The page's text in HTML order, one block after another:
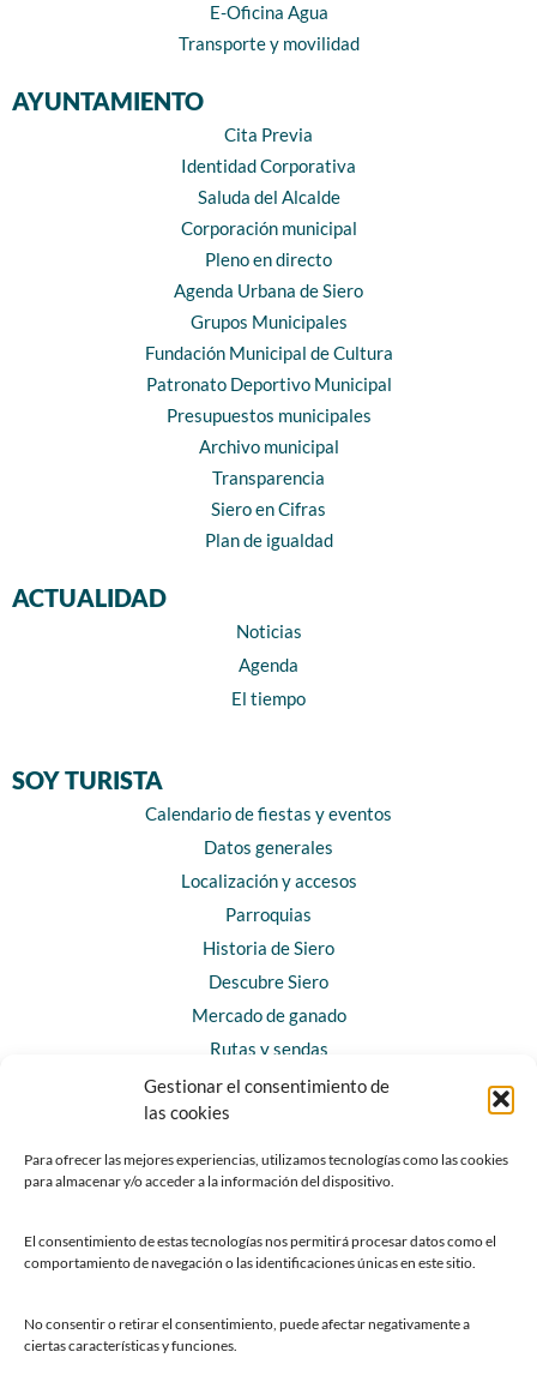
Gestionar el consentimiento de
las cookies
Para ofrecer las mejores experiencias, utilizamos tecnologías como las cookies
para almacenar y/o acceder a la información del dispositivo.
El consentimiento de estas tecnologías nos permitirá procesar datos como el
comportamiento de navegación o las identificaciones únicas en este sitio.
No consentir o retirar el consentimiento, puede afectar negativamente a
ciertas características y funciones.
E-Oficina Agua
Transporte y movilidad
AYUNTAMIENTO
Cita Previa
Identidad Corporativa
Saluda del Alcalde
Corporación municipal
Pleno en directo
Agenda Urbana de Siero
Grupos Municipales
Fundación Municipal de Cultura
Patronato Deportivo Municipal
Presupuestos municipales
Archivo municipal
Transparencia
Siero en Cifras
Plan de igualdad
ACTUALIDAD
Noticias
Agenda
El tiempo
SOY TURISTA
Calendario de fiestas y eventos
Datos generales
Localización y accesos
Parroquias
Historia de Siero
Descubre Siero
Mercado de ganado
Rutas y sendas
Horarios y contacto
Teléfonos de interés
Chatbot Siero
SEDES ELECTRÓNICAS
Sede del Ayuntamiento de Siero